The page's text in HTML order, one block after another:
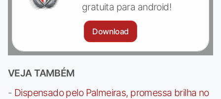
gratuita para android!
Download
VEJA TAMBÉM
- Dispensado pelo Palmeiras, promessa brilha no